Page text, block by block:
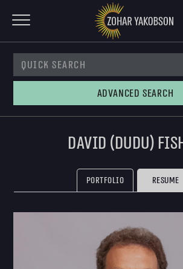
Advanced Search
David (Dudu)
Portfolio Resume